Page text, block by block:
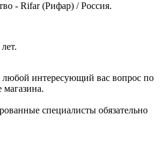
- Rifar(Рифар) / Россия.
любой интересующий вас вопрос по
магазина.
специалисты обязательно